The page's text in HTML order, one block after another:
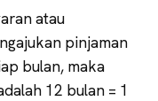
atau
pinjaman
bulan, maka
12 bulan = 1